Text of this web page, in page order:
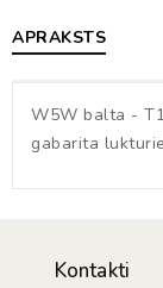
APRAKSTS
W5W balta -
gabarita
Kontakti